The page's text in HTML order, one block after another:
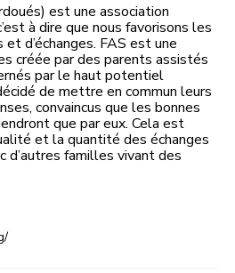
est une association
à dire que nous favorisons les
d’échanges. FAS est une
créée par des parents assistés
par le haut potentiel
de mettre en commun leurs
convaincus que les bonnes
que par eux. Cela est
et la quantité des échanges
d’autres familles vivant des